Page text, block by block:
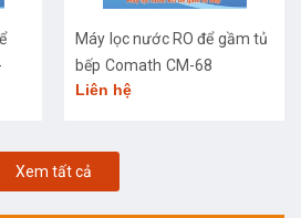
Máy lọc nước RO để gầm tủ
bếp Comath CM-68
Liên hệ
Xem tất cả